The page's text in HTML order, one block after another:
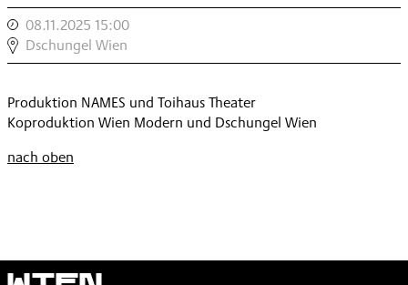
,
NAMES:
KLINGENDE
DINGE
WIEN
MODERN
|
NAMES:
DINGE
,
08.11.2025 15:00
DSCHUNGEL
WIEN
|
NAMES:
DINGE
Dschungel Wien
Produktion NAMES und Toihaus Theater
Koproduktion Wien Modern und Dschungel Wien
nach oben
Wien